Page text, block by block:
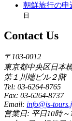
朝鮮旅行の
日
Contact Us
〒103-0012
東京都中央区日本
第１川端ビル２階
Tel: 03-6264-8765
Fax: 03-6264-8737
Email: info@js-
営業日: 平日10時～